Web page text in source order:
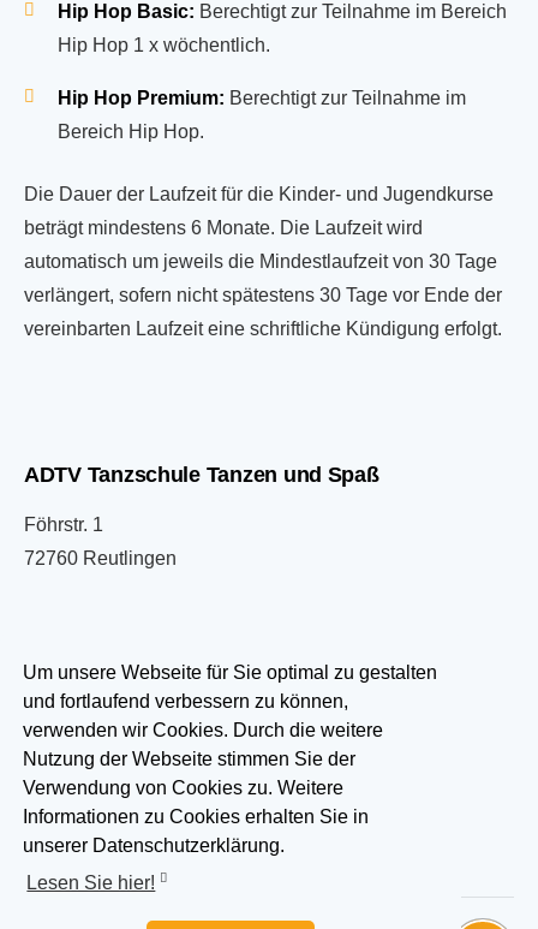
Um unsere Webseite für Sie optimal zu gestalten
und fortlaufend verbessern zu können,
verwenden wir Cookies. Durch die weitere
Nutzung der Webseite stimmen Sie der
Verwendung von Cookies zu. Weitere
Informationen zu Cookies erhalten Sie in
unserer Datenschutzerklärung.
Lesen Sie hier!
Hip Hop Basic: Berechtigt zur Teilnahme im Bereich
Hip Hop 1 x wöchentlich.
Hip Hop Premium: Berechtigt zur Teilnahme im
Bereich Hip Hop.
Die Dauer der Laufzeit für die Kinder- und Jugendkurse
beträgt mindestens 6 Monate. Die Laufzeit wird
automatisch um jeweils die Mindestlaufzeit von 30 Tage
verlängert, sofern nicht spätestens 30 Tage vor Ende der
vereinbarten Laufzeit eine schriftliche Kündigung erfolgt.
ADTV Tanzschule Tanzen und Spaß
Föhrstr. 1
72760 Reutlingen
07121 333033
info@tanzen-und-spass.de
Besuchen Sie uns auf: